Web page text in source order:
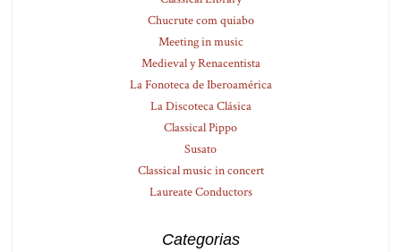
Chucrute com quiabo
Meeting in music
Medieval y Renacentista
La Fonoteca de Iberoamérica
La Discoteca Clásica
Classical Pippo
Susato
Classical music in concert
Laureate Conductors
Categorias